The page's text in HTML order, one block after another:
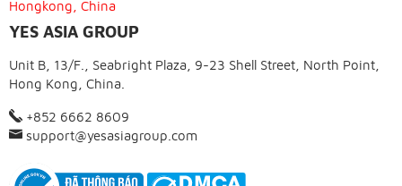
Hongkong, China
YES ASIA GROUP
Unit B, 13/F., Seabright Plaza, 9-23 Shell Street, North Point,
Hong Kong, China.
+852 6662 8609
support@yesasiagroup.com